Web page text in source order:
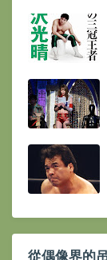
從偶像界的